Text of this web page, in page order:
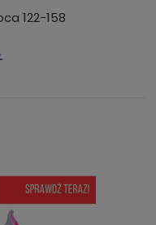
122-158